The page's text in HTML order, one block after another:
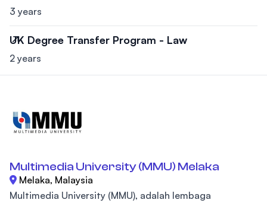
3 years
UK Degree Transfer Program - Law
2 years
Multimedia University (MMU) Melaka
Melaka, Malaysia
Multimedia University (MMU), adalah lembaga